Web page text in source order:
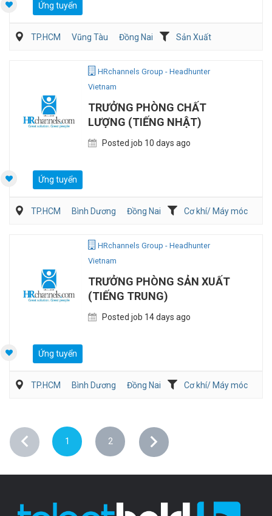
Ứng tuyển
TP.HCM Vũng Tàu Đồng Nai
Sản Xuất
HRchannels Group - Headhunter
Vietnam
TRƯỞNG PHÒNG CHẤT
LƯỢNG (TIẾNG NHẬT)
Posted job 10 days ago
Ứng tuyển
TP.HCM Bình Dương Đồng Nai
Cơ khí/ Máy móc
HRchannels Group - Headhunter
Vietnam
TRƯỞNG PHÒNG SẢN XUẤT
(TIẾNG TRUNG)
Posted job 14 days ago
Ứng tuyển
TP.HCM Bình Dương Đồng Nai
Cơ khí/ Máy móc
1 2